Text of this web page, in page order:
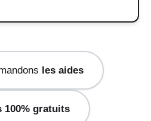
les aides
100% gratuits